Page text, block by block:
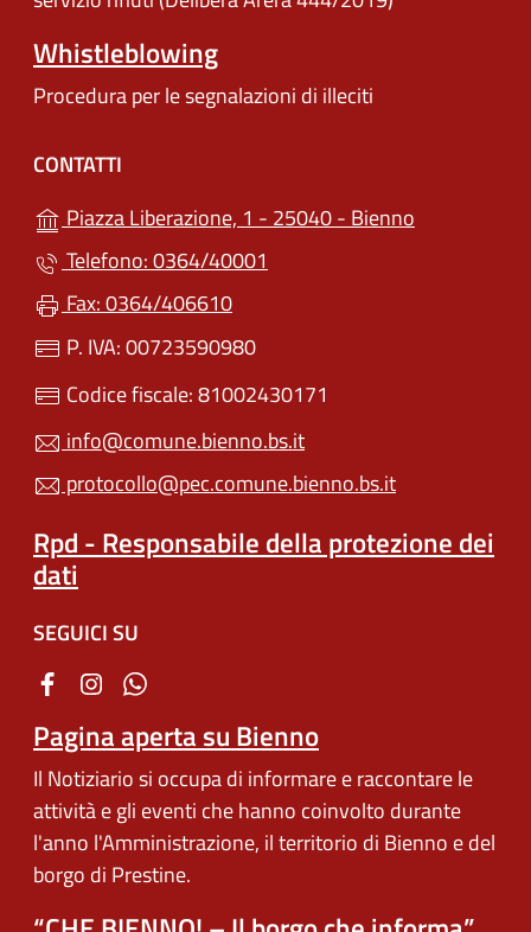
Whistleblowing
Procedura per le segnalazioni di illeciti
CONTATTI
Piazza Liberazione, 1 - 25040 - Bienno
Telefono: 0364/40001
Fax: 0364/406610
P. IVA: 00723590980
Codice fiscale: 81002430171
info@comune.bienno.bs.it
protocollo@pec.comune.bienno.bs.it
Rpd - Responsabile della protezione dei
dati
SEGUICI SU
Pagina aperta su Bienno
Il Notiziario si occupa di informare e raccontare le
attività e gli eventi che hanno coinvolto durante
l'anno l'Amministrazione, il territorio di Bienno e del
borgo di Prestine.